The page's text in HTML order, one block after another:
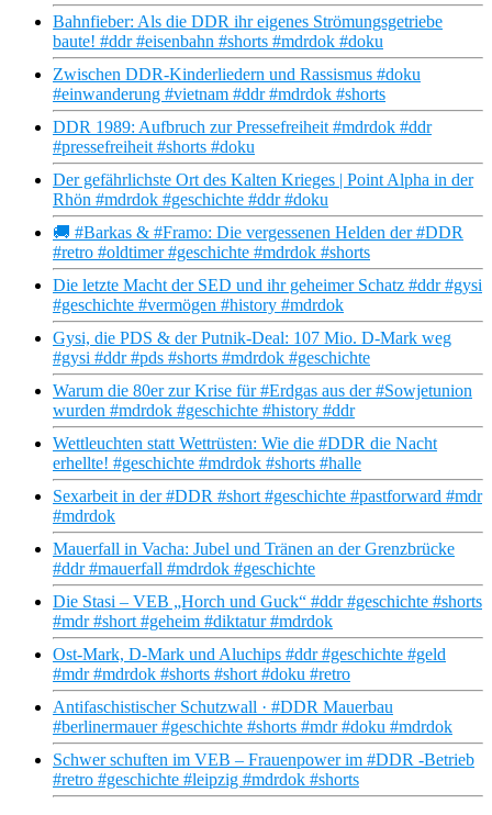
Bahnfieber: Als die DDR ihr eigenes Strömungsgetriebe
baute! #ddr #eisenbahn #shorts #mdrdok #doku
Zwischen DDR-Kinderliedern und Rassismus #doku
#einwanderung #vietnam #ddr #mdrdok #shorts
DDR 1989: Aufbruch zur Pressefreiheit #mdrdok #ddr
#pressefreiheit #shorts #doku
Der gefährlichste Ort des Kalten Krieges | Point Alpha in der
Rhön #mdrdok #geschichte #ddr #doku
🚚 #Barkas & #Framo: Die vergessenen Helden der #DDR
#retro #oldtimer #geschichte #mdrdok #shorts
Die letzte Macht der SED und ihr geheimer Schatz #ddr #gysi
#geschichte #vermögen #history #mdrdok
Gysi, die PDS & der Putnik-Deal: 107 Mio. D-Mark weg
#gysi #ddr #pds #shorts #mdrdok #geschichte
Warum die 80er zur Krise für #Erdgas aus der #Sowjetunion
wurden #mdrdok #geschichte #history #ddr
Wettleuchten statt Wettrüsten: Wie die #DDR die Nacht
erhellte! #geschichte #mdrdok #shorts #halle
Sexarbeit in der #DDR #short #geschichte #pastforward #mdr
#mdrdok
Mauerfall in Vacha: Jubel und Tränen an der Grenzbrücke
#ddr #mauerfall #mdrdok #geschichte
Die Stasi – VEB „Horch und Guck“ #ddr #geschichte #shorts
#mdr #short #geheim #diktatur #mdrdok
Ost-Mark, D-Mark und Aluchips #ddr #geschichte #geld
#mdr #mdrdok #shorts #short #doku #retro
Antifaschistischer Schutzwall · #DDR Mauerbau
#berlinermauer #geschichte #shorts #mdr #doku #mdrdok
Schwer schuften im VEB – Frauenpower im #DDR -Betrieb
#retro #geschichte #leipzig #mdrdok #shorts